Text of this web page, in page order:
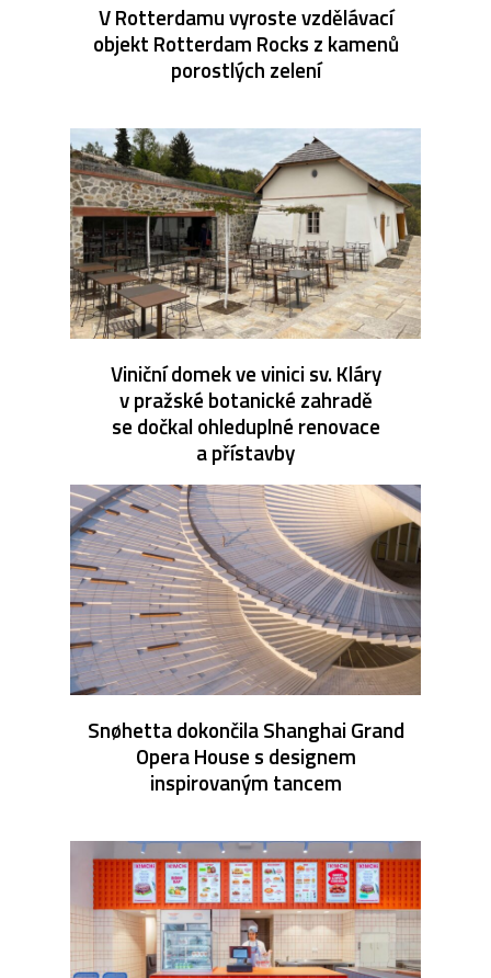
V Rotterdamu vyroste vzdělávací
objekt Rotterdam Rocks z kamenů
porostlých zelení
Viniční domek ve vinici sv. Kláry
v pražské botanické zahradě
se dočkal ohleduplné renovace
a přístavby
Snøhetta dokončila Shanghai Grand
Opera House s designem
inspirovaným tancem